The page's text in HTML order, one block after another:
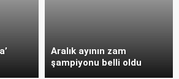
Aralık ayının zam
şampiyonu belli oldu